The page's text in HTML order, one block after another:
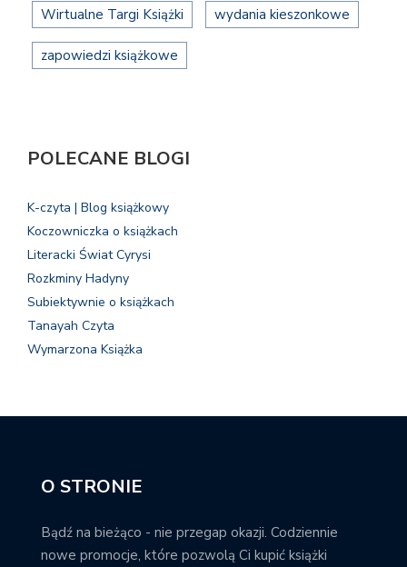
Wirtualne Targi Książki wydania kieszonkowe
zapowiedzi książkowe
POLECANE BLOGI
K-czyta | Blog książkowy
Koczowniczka o książkach
Literacki Świat Cyrysi
Rozkminy Hadyny
Subiektywnie o książkach
Tanayah Czyta
Wymarzona Książka
O STRONIE
Bądź na bieżąco - nie przegap okazji. Codziennie
nowe promocje, które pozwolą Ci kupić książki